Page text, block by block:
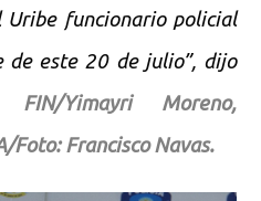
Uribe funcionario policial
de este 20 de julio”, dijo
FIN/Yimayri Moreno,
Foto: Francisco Navas.